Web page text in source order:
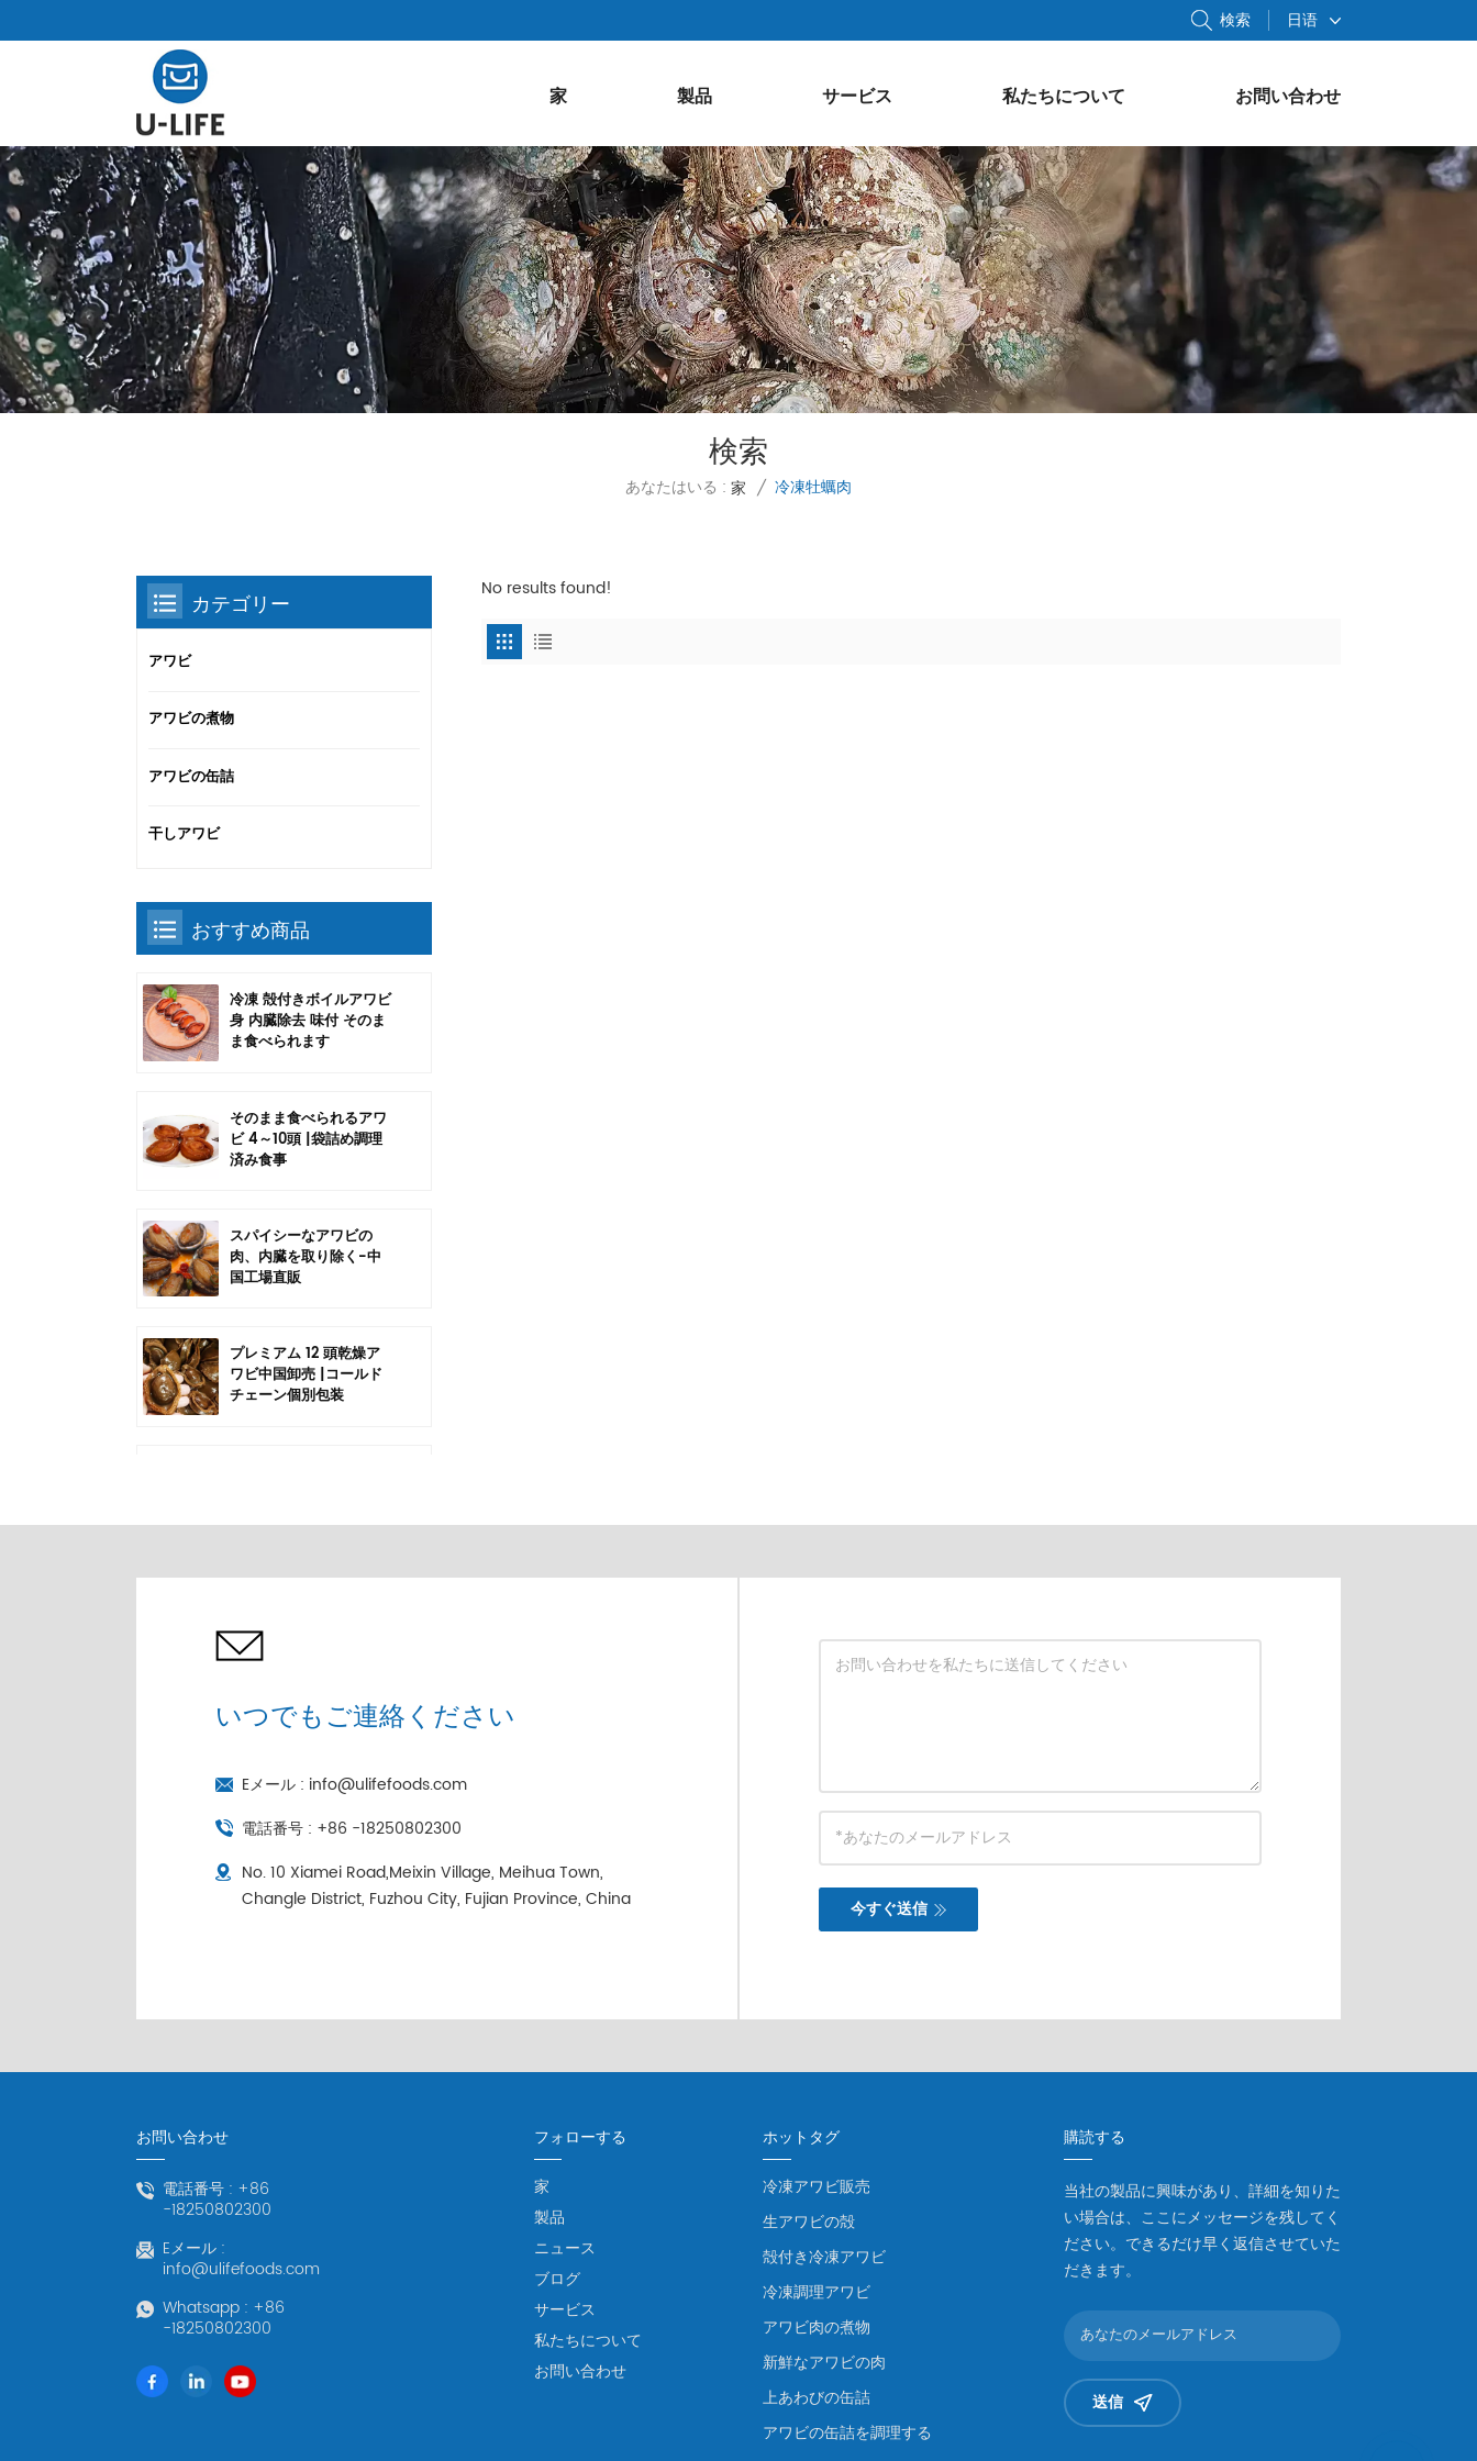
日语
検索
家 製品 サービス 私たちについて お問い合わせ
検索
あなたはいる : 家 / 冷凍牡蠣肉
No results found!
カテゴリー
アワビ
アワビの煮物
アワビの缶詰
干しアワビ
おすすめ商品
冷凍 殻付きボイルアワビ
身 内臓除去 味付 そのま
ま食べられます
そのまま食べられるアワ
ビ 4～10頭 |袋詰め調理
済み食事
スパイシーなアワビの
肉、内臓を取り除く-中
国工場直販
プレミアム 12 頭乾燥ア
ワビ中国卸売 |コールド
チェーン個別包装
いつでもご連絡ください
Eメール : info@ulifefoods.com
電話番号 : +86 -18250802300
No. 10 Xiamei Road,Meixin Village, Meihua Town,
Changle District, Fuzhou City, Fujian Province, China
今すぐ送信
お問い合わせ
電話番号 : +86
-18250802300
Eメール :
info@ulifefoods.com
Whatsapp : +86
-18250802300
フォローする
家
製品
ニュース
ブログ
サービス
私たちについて
お問い合わせ
ホットタグ
冷凍アワビ販売
生アワビの殻
殻付き冷凍アワビ
冷凍調理アワビ
アワビ肉の煮物
新鮮なアワビの肉
上あわびの缶詰
アワビの缶詰を調理する
購読する
当社の製品に興味があり、詳細を知りた
い場合は、ここにメッセージを残してく
ださい。できるだけ早く返信させていた
だきます。
送信